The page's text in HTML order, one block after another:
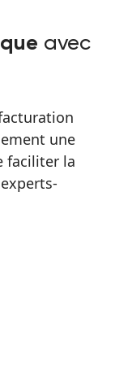
avec
une
faciliter la